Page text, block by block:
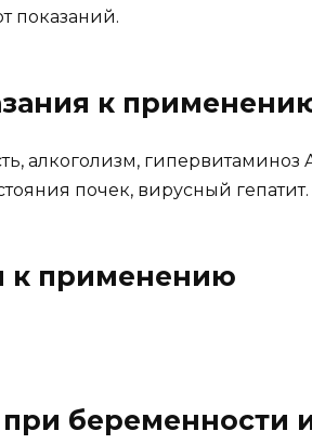
показаний.
к
алкоголизм,
почек, вирусный гепатит.
к применению
беременности